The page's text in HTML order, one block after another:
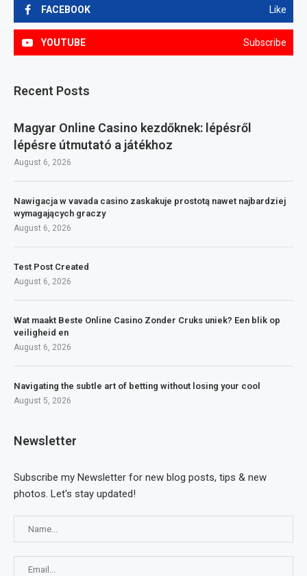
FACEBOOK Like
YOUTUBE Subscribe
Recent Posts
Magyar Online Casino kezdőknek: lépésről
lépésre útmutató a játékhoz
August 6, 2026
Nawigacja w vavada casino zaskakuje prostotą nawet najbardziej
wymagających graczy
August 6, 2026
Test Post Created
August 6, 2026
Wat maakt Beste Online Casino Zonder Cruks uniek? Een blik op
veiligheid en
August 6, 2026
Navigating the subtle art of betting without losing your cool
August 5, 2026
Newsletter
Subscribe my Newsletter for new blog posts, tips & new
photos. Let's stay updated!